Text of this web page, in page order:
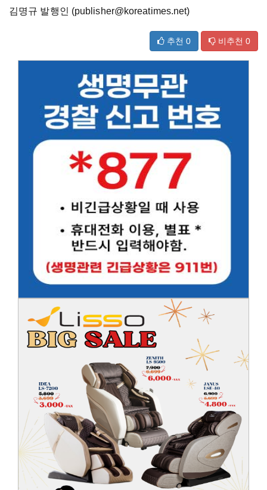
김명규 발행인 (publisher@koreatimes.net)
추천 0 비추천 0